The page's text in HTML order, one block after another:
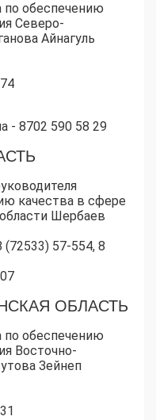
по обеспечению
Северо-
Айнагуль
- 8702 590 58 29
качества в сфере
Шербаев
(72533) 57-554, 8
ОБЛАСТЬ
по обеспечению
Восточно-
Зейнеп